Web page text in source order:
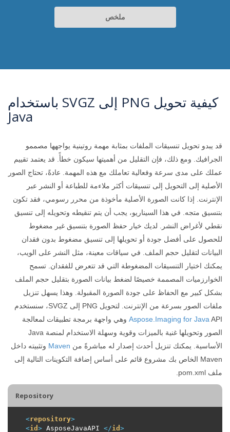
ملخص
كيفية تحويل PNG إلى SVGZ باستخدام
Java
قد يبدو تحويل تنسيقات الملفات بمثابة مهمة روتينية يواجهها مصممو
الجرافيك. ومع ذلك، فإن التقليل من أهميتها سيكون خطأً. قد يعتمد تقييم
عملك على مدى سرعة وفعالية تعاملك مع هذه المهمة. عادةً، تحتاج الصور
الأصلية إلى التحويل إلى تنسيقات أكثر ملاءمة للطباعة أو النشر عبر
الإنترنت. إذا كانت الصورة الأصلية مأخوذة من محرر رسومي، فقد تكون
بتنسيق متجه. في هذا السيناريو، يجب أن يتم تنقيطه وتحويله إلى تنسيق
نقطي لأغراض النشر. لديك خيار حفظ الصورة بتنسيق غير مضغوط
للحصول على أفضل جودة أو تحويلها إلى تنسيق مضغوط بدون فقدان
البيانات لتقليل حجم الملف. في سياقات معينة، مثل النشر على الويب،
يمكنك اختيار التنسيقات المضغوطة التي قد تتعرض للفقدان. تسمح
الخوارزميات المصممة خصيصًا لضغط بيانات الصورة بتقليل حجم الملف
بشكل كبير مع الحفاظ على جودة الصورة المقبولة. وهذا يسهل تنزيل
ملفات الصور بسرعة من الإنترنت. لتحويل PNG إلى SVGZ، سنستخدم
Aspose.Imaging for Java API وهي واجهة برمجة تطبيقات لمعالجة
الصور وتحويلها غنية بالميزات وقوية وسهلة الاستخدام لمنصة Java
الأساسية. يمكنك تنزيل أحدث إصدار له مباشرةً من Maven وتثبيته داخل
Maven الخاص بك مشروع قائم على أساس إضافة التكوينات التالية إلى
ملف pom.xml.
Repository
<repository>
<id > AsposeJavaAPI </id >